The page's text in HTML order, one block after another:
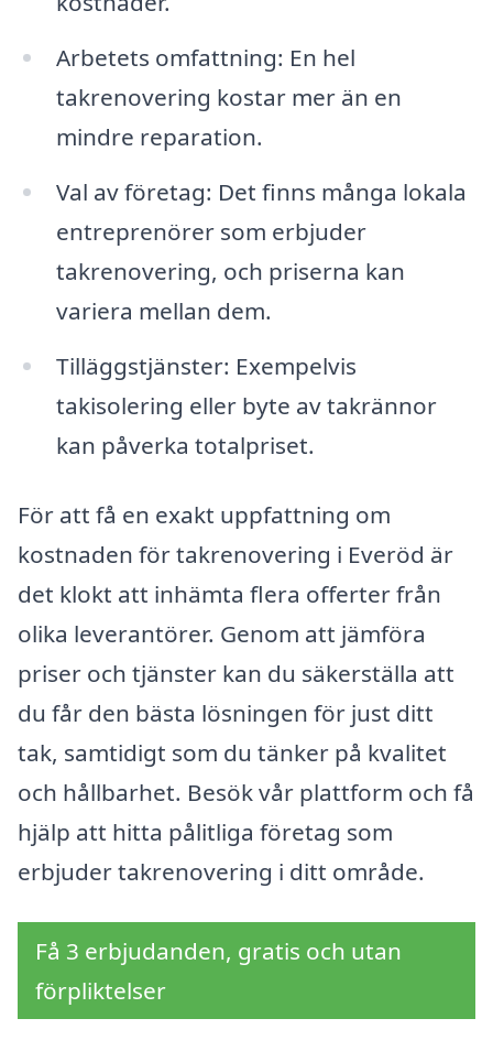
Arbetets omfattning: En hel
takrenovering kostar mer än en
mindre reparation.
Val av företag: Det finns många lokala
entreprenörer som erbjuder
takrenovering, och priserna kan
variera mellan dem.
Tilläggstjänster: Exempelvis
takisolering eller byte av takrännor
kan påverka totalpriset.
För att få en exakt uppfattning om
kostnaden för takrenovering i Everöd är
det klokt att inhämta flera offerter från
olika leverantörer. Genom att jämföra
priser och tjänster kan du säkerställa att
du får den bästa lösningen för just ditt
tak, samtidigt som du tänker på kvalitet
och hållbarhet. Besök vår plattform och få
hjälp att hitta pålitliga företag som
erbjuder takrenovering i ditt område.
Få 3 erbjudanden, gratis och utan
förpliktelser